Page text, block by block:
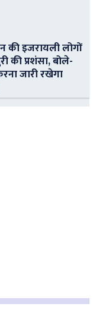
की इजरायली लोगों
की प्रशंसा, बोले-
जारी रखेगा